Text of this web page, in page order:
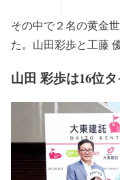
その中で２名の黄金
た。山田彩歩と工藤
山田 彩歩は16位タ